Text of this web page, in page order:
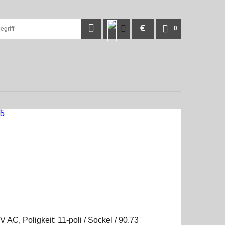
0
€
AC, Poligkeit: 11-poli / Sockel / 90.73